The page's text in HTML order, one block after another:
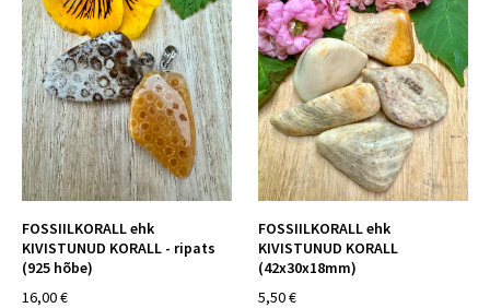
FOSSIILKORALL ehk
KIVISTUNUD KORALL - ripats
(925 hõbe)
16,00 €
FOSSIILKORALL ehk
KIVISTUNUD KORALL
(42x30x18mm)
5,50 €